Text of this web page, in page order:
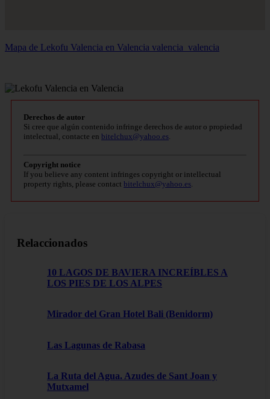
Mapa de Lekofu Valencia en Valencia valencia_valencia
Derechos de autor
Si cree que algún contenido infringe derechos de autor o propiedad
intelectual, contacte en bitelchux@yahoo.es
Copyright notice
If you believe any content infringes copyright or intellectual
property rights, please contact bitelchux@yahoo.es
Relaccionados
10 LAGOS DE BAVIERA INCREÍBLES A
LOS PIES DE LOS ALPES
Mirador del Gran Hotel Bali (Benidorm)
Las Lagunas de Rabasa
La Ruta del Agua. Azudes de Sant Joan y
Mutxamel